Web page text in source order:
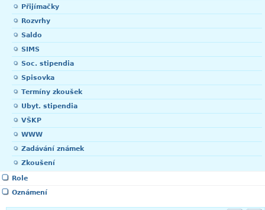
Přijímačky
Rozvrhy
Saldo
SIMS
Soc. stipendia
Spisovka
Termíny zkoušek
Ubyt. stipendia
VŠKP
WWW
Zadávání známek
Zkoušení
Role
Oznámení